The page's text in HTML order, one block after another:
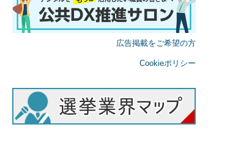
広告掲載をご希望の方
Cookieポリシー